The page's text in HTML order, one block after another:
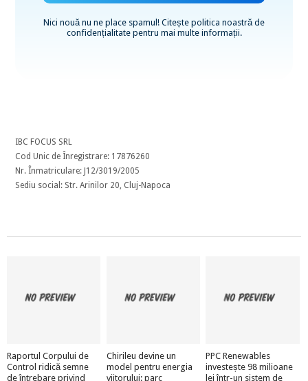
Nici nouă nu ne place spamul! Citește politica noastră de
confidențialitatepentru mai multe informații.
IBC FOCUS SRL
Cod Unic de Înregistrare: 17876260
Nr. Înmatriculare: J12/3019/2005
Sediu social: Str. Arinilor 20, Cluj-Napoca
Raportul Corpului de
Control ridică semne
de întrebare privind
Chirileu devine un
model pentru energia
viitorului: parc
PPC Renewables
investește 98 milioane
lei într-un sistem de